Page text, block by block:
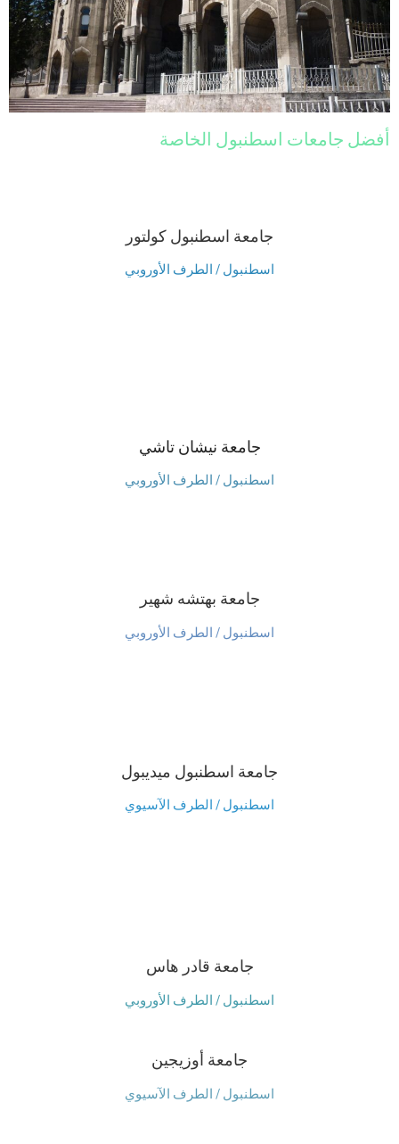
أفضل جامعات اسطنبول الخاصة
جامعة اسطنبول كولتور
اسطنبول / الطرف الأوروبي
جامعة نيشان تاشي
اسطنبول / الطرف الأوروبي
جامعة بهتشه شهير
اسطنبول / الطرف الأوروبي
جامعة اسطنبول ميديبول
اسطنبول / الطرف الآسيوي
جامعة قادر هاس
اسطنبول / الطرف الأوروبي
جامعة أوزيجين
اسطنبول / الطرف الآسيوي